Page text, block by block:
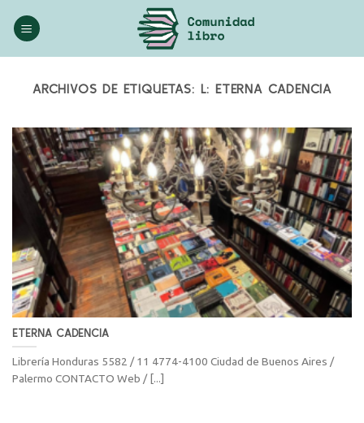
ARCHIVOS DE ETIQUETAS: L: ETERNA CADENCIA
ETERNA CADENCIA
Librería Honduras 5582 / 11 4774-4100 Ciudad de Buenos Aires /
Palermo CONTACTO Web / [...]